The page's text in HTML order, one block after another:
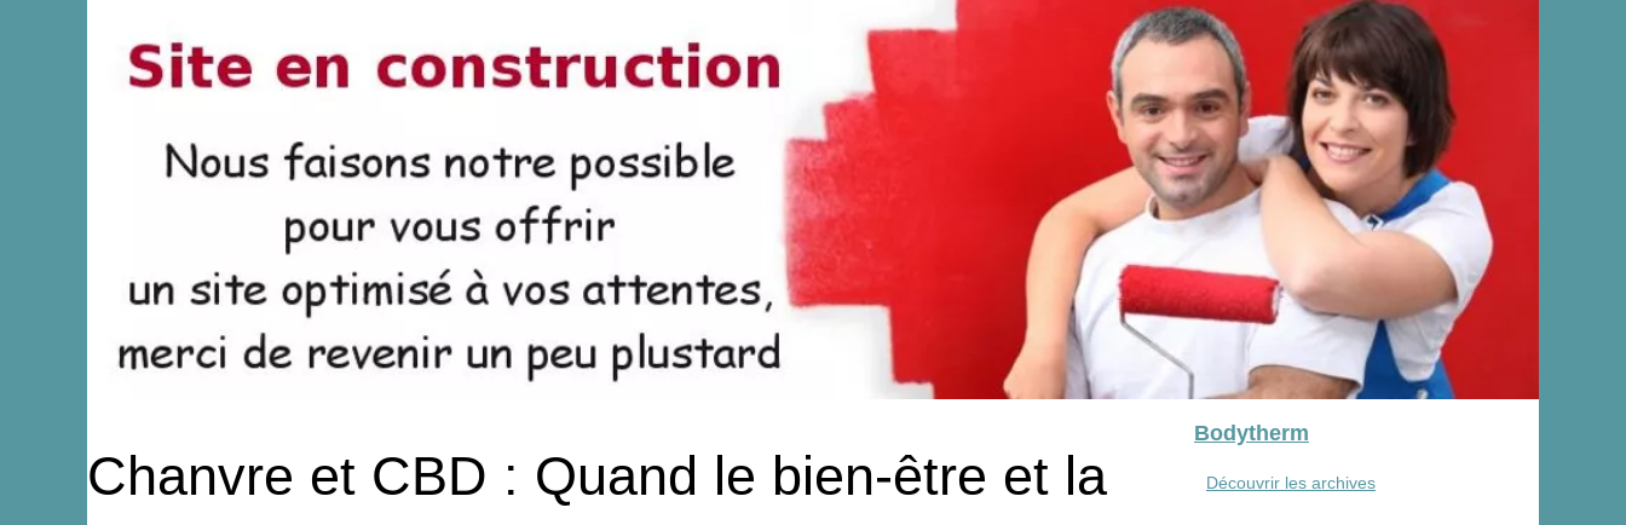
Chanvre et CBD : Quand le bien-être et la
Bodytherm
Découvrir les archives